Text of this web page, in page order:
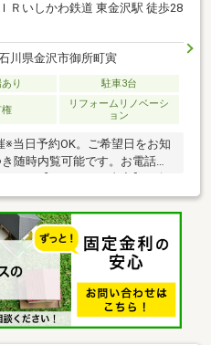
ＩＲいしかわ鉄道 東金沢駅 徒歩28
川県金沢市御所町寅
り 駐車3台
権
リフォームリノベーシ
ョン
当日予約OK。ご希望日をお知
随時内覧可能です。お電話か
、クリーニング、雨漏り点
張、外壁塗装、庭木伐採●水回
バス交換、トイレ交換、洗面
交換、室内ドア（一部）交
交換、クロス張替え●その他
、火災警報器設置、照明器具